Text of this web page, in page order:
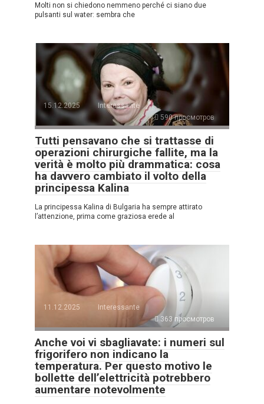
Molti non si chiedono nemmeno perché ci siano due
pulsanti sul water: sembra che
15.12.2025
Interessante
590 просмотров
Tutti pensavano che si trattasse di
operazioni chirurgiche fallite, ma la
verità è molto più drammatica: cosa
ha davvero cambiato il volto della
principessa Kalina
La principessa Kalina di Bulgaria ha sempre attirato
l’attenzione, prima come graziosa erede al
11.12.2025
Interessante
363 просмотров
Anche voi vi sbagliavate: i numeri sul
frigorifero non indicano la
temperatura. Per questo motivo le
bollette dell’elettricità potrebbero
aumentare notevolmente